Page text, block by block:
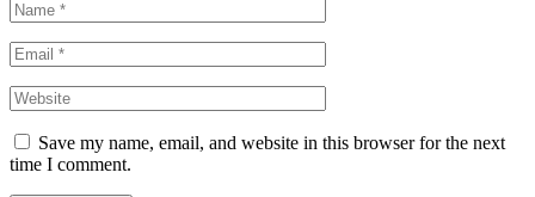
Save my name, email, and website in this browser for the next
time I comment.